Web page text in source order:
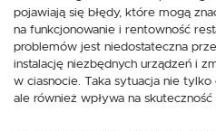
pojawiają się błędy, które mogą
na funkcjonowanie i rentowność
problemów jest niedostateczna
instalację niezbędnych urządzeń i
w ciasnocie. Taka sytuacja nie
ale również wpływa na